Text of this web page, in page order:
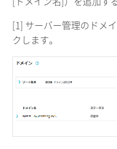
[1] サーバー管理のドメ
クします。